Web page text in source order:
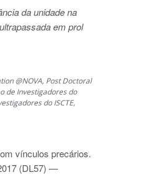
da unidade na
em prol
@NOVA, Post Doctoral
de Investigadores do
do ISCTE,
vínculos precários.
(DL57) —